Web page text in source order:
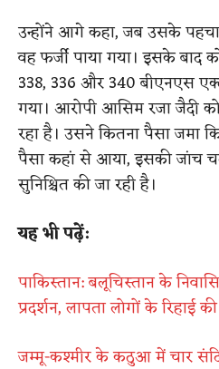
उन्होंने आगे कहा, जब उसके
वह फर्जी पाया गया। इसके बाद
338, 336 और 340 बीएनएस
गया। आरोपी आसिम रजा जैदी
रहा है। उसने कितना पैसा जमा
पैसा कहां से आया, इसकी जांच
सुनिश्चित की जा रही है।
यह भी पढ़ें:
पाकिस्तान: बलूचिस्तान के
प्रदर्शन, लापता लोगों के रिहाई
जम्मू-कश्मीर के कठुआ में चार